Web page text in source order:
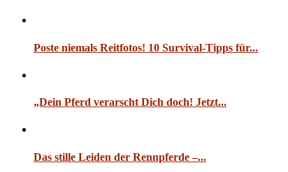
Poste niemals Reitfotos! 10 Survival-Tipps für...
„Dein Pferd verarscht Dich doch! Jetzt...
Das stille Leiden der Rennpferde –...